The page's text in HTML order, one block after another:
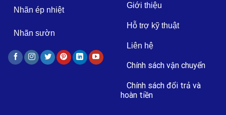
Nhãn ép nhiệt
Nhãn sườn
Giới thiệu
Hỗ trợ kỹ thuật
Liên hệ
Chính sách vận chuyển
Chính sách đổi trả và
hoàn tiền